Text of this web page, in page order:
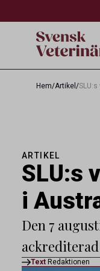
Hem/Artikel /
ARTIKEL
SLU:s
i
Den 7
ackrediterad
Text Redaktionen